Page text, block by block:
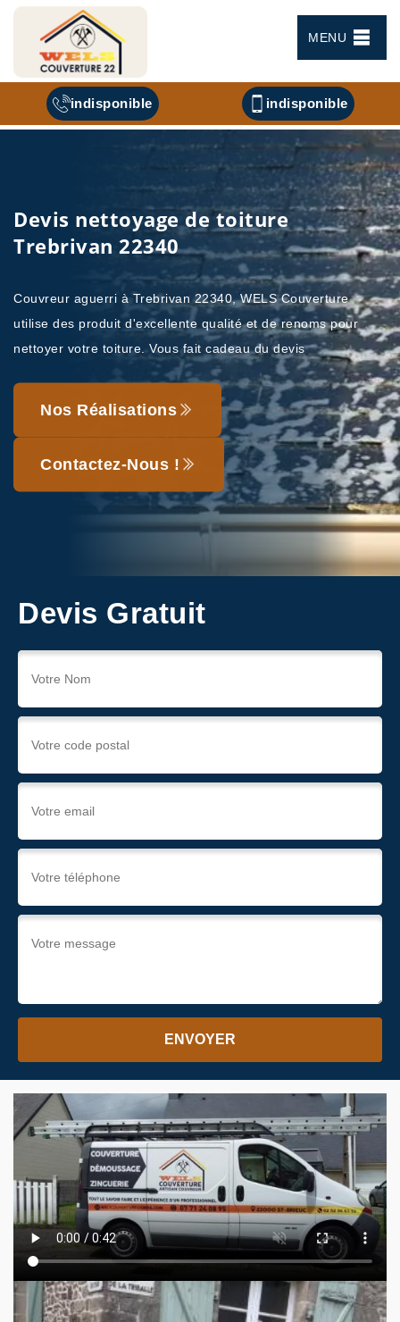
MENU
indisponible indisponible
Devis nettoyage de toiture
Trebrivan 22340
Couvreur aguerri à Trebrivan 22340, WELS Couverture
utilise des produit d'excellente qualité et de renoms pour
nettoyer votre toiture. Vous fait cadeau du devis
Nos Réalisations
Contactez-Nous !
Devis Gratuit